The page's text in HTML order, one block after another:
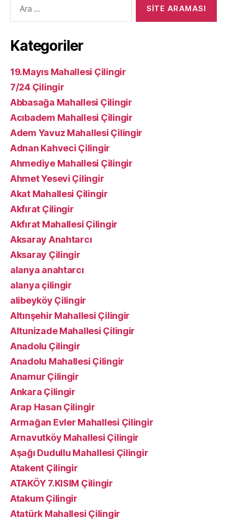
yap:
Kategoriler
19.Mayıs Mahallesi Çilingir
7/24 Çilingir
Abbasağa Mahallesi Çilingir
Acıbadem Mahallesi Çilingir
Adem Yavuz Mahallesi Çilingir
Adnan Kahveci Çilingir
Ahmediye Mahallesi Çilingir
Ahmet Yesevi Çilingir
Akat Mahallesi Çilingir
Akfırat Çilingir
Akfırat Mahallesi Çilingir
Aksaray Anahtarcı
Aksaray Çilingir
alanya anahtarcı
alanya çilingir
alibeyköy Çilingir
Altınşehir Mahallesi Çilingir
Altunizade Mahallesi Çilingir
Anadolu Çilingir
Anadolu Mahallesi Çilingir
Anamur Çilingir
Ankara Çilingir
Arap Hasan Çilingir
Armağan Evler Mahallesi Çilingir
Arnavutköy Mahallesi Çilingir
Aşağı Dudullu Mahallesi Çilingir
Atakent Çilingir
ATAKÖY 7.KISIM Çilingir
Atakum Çilingir
Atatürk Mahallesi Çilingir